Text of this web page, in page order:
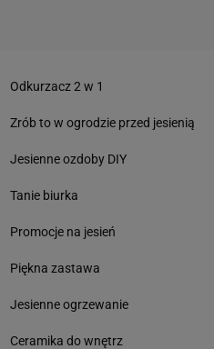
Odkurzacz 2 w 1
Zrób to w ogrodzie przed jesienią
Jesienne ozdoby DIY
Tanie biurka
Promocje na jesień
Piękna zastawa
Jesienne ogrzewanie
Ceramika do wnętrz